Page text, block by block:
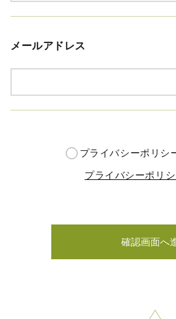
メールアドレス
プライバシーポリシ
プライバシーポリ
確認画面へ